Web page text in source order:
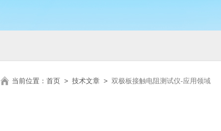
当前位置： 首页 > 技术文章 > 双极板接触电阻测试仪-应用领域